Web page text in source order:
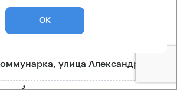
улица Александры
ОК